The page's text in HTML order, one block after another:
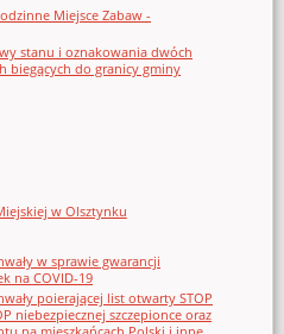
Miejsce Zabaw -
stanu i oznakowania dwóch
biegących do granicy gminy
w Olsztynku
w sprawie gwarancji
na COVID-19
poierającej list otwarty STOP
niebezpiecznej szczepionce oraz